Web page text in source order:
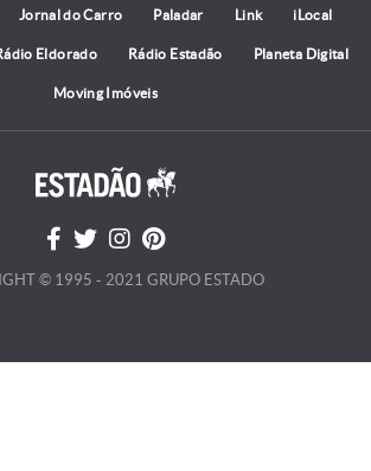
Jornal do Carro Paladar Link iLocal
Eldorado Rádio Estadão Planeta Digital
Moving Imóveis
© 1995 - 2021 GRUPO ESTADO